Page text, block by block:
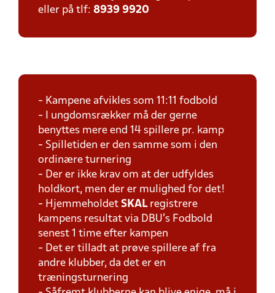
eller på tlf: 8939 9920
- Kampene afvikles som 11:11 fodbold
- I ungdomsrækker må der gerne
benyttes mere end 14 spillere pr. kamp
- Spilletiden er den samme som i den
ordinære turnering
- Der er ikke krav om at der udfyldes
holdkort, men der er mulighed for det!
- Hjemmeholdet SKAL registrere
kampens resultat via DBU's Fodbold
senest 1 time efter kampen
- Det er tilladt at prøve spillere af fra
andre klubber, da det er en
træningsturnering